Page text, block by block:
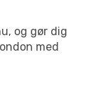
og gør dig
med